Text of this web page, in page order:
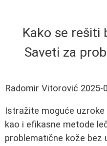
Kako se rešiti
Saveti za
Radomir Vitorović 2025-
Istražite moguće uzroke
kao i efikasne metode
problematične kože bez